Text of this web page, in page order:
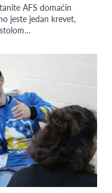
AFS domaćin
jeste jedan krevet,